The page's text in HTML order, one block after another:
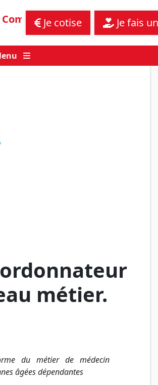
Communiqués Assistance
Je cotise Je fais
métier.
du métier de médecin
âgées dépendantes